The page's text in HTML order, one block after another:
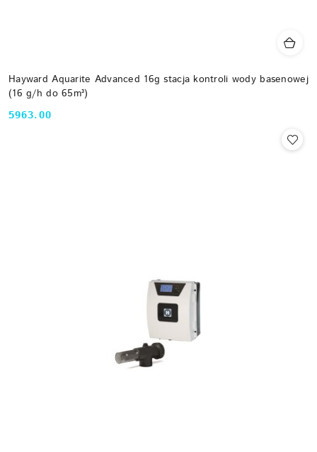
Hayward Aquarite Advanced 16g stacja kontroli wody basenowej
(16 g/h do 65m³)
Cena:
5963.00